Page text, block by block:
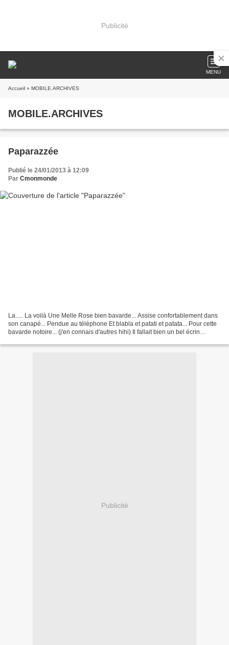
Publicité
MENU
Accueil » MOBILE.ARCHIVES
MOBILE.ARCHIVES
Paparazzée
Publié le 24/01/2013 à 12:09
Par Cmonmonde
La..... La voilà Une Melle Rose bien bavarde... Assise confortablement dans
son canapé... Pendue au téléphone Et blabla et patati et patata... Pour cette
bavarde notoire... (j'en connais d'autres hihi) Il fallait bien un bel écrin
Publicité